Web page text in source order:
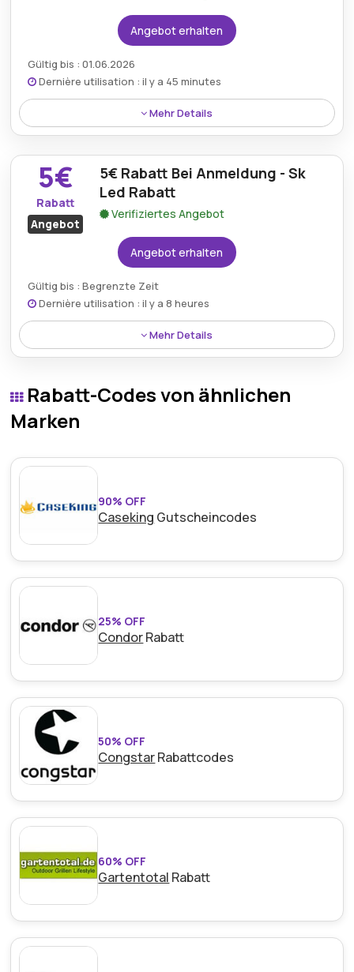
Angebot erhalten
Gültig bis : 01.06.2026
Dernière utilisation : il y a 45 minutes
Mehr Details
Kostenloser Versand ist bei Bestellungen über 150€
auf SK-led.com verfügbar und sorgt für eine
bequeme Lieferung direkt an die Kunden ohne
zusätzliche Kosten.
5€
Rabatt
Angebot
5€ Rabatt Bei Anmeldung - Sk
Led Rabatt
Verifiziertes Angebot
Angebot erhalten
Gültig bis : Begrenzte Zeit
Dernière utilisation : il y a 8 heures
Mehr Details
Die Anmeldung bei SK LED ermöglicht es Kunden,
wodurch Erstkäufe günstiger und lohnender werden.
Rabatt-Codes von ähnlichen
Marken
90% OFF
Caseking Gutscheincodes
25% OFF
CondorRabatt
50% OFF
CongstarRabattcodes
60% OFF
Gartentotal Rabatt